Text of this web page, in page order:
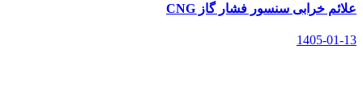
علائم خرابی سنسور فشار گاز CNG
1405-01-13